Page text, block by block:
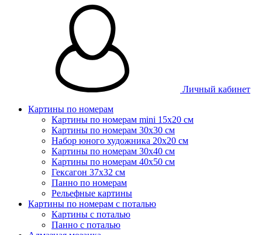
Личный кабинет
Картины по номерам
Картины по номерам mini 15х20 см
Картины по номерам 30x30 см
Набор юного художника 20х20 см
Картины по номерам 30х40 см
Картины по номерам 40х50 см
Гексагон 37х32 см
Панно по номерам
Рельефные картины
Картины по номерам с поталью
Картины с поталью
Панно с поталью